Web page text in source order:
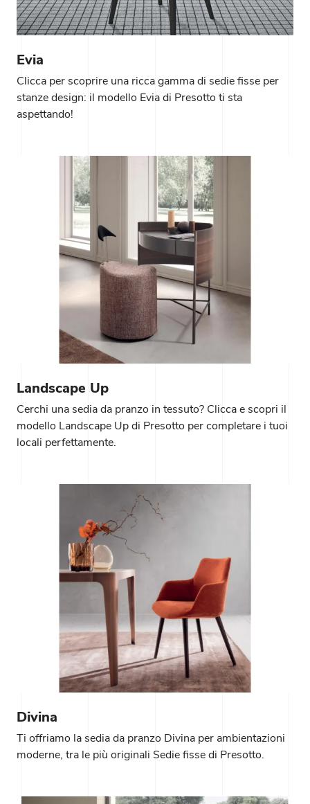
Evia
Clicca per scoprire una ricca gamma di sedie fisse per
stanze design: il modello Evia di Presotto ti sta
aspettando!
Landscape Up
Cerchi una sedia da pranzo in tessuto? Clicca e scopri il
modello Landscape Up di Presotto per completare i tuoi
locali perfettamente.
Divina
Ti offriamo la sedia da pranzo Divina per ambientazioni
moderne, tra le più originali Sedie fisse di Presotto.